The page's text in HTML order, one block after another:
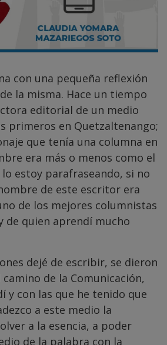
con una pequeña reflexión
la misma. Hace un tiempo
editorial de un medio
primeros en Quetzaltenango;
que tenía una columna en
era más o menos como el
estoy parafraseando, si no
de este escritor era
de los mejores columnistas
de quien aprendí mucho
dejé de escribir, se dieron
de la Comunicación,
y con las que he tenido que
a este medio la
a la esencia, a poder
de la palabra con la